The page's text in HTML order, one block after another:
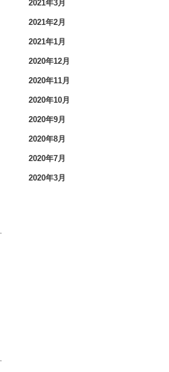
2021年3月
2021年2月
2021年1月
2020年12月
2020年11月
2020年10月
2020年9月
2020年8月
2020年7月
2020年3月